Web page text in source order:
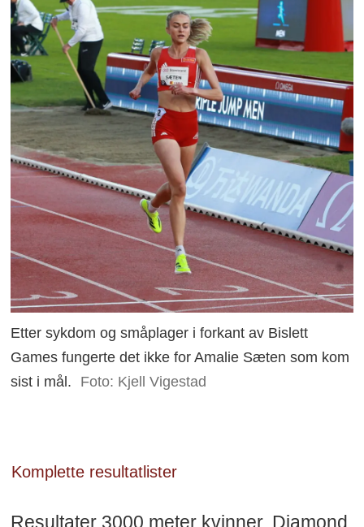
Etter sykdom og småplager i forkant av Bislett
Games fungerte det ikke for Amalie Sæten som kom
sist i mål.
Foto: Kjell Vigestad
Komplette resultatlister
Resultater 3000 meter kvinner, Diamond